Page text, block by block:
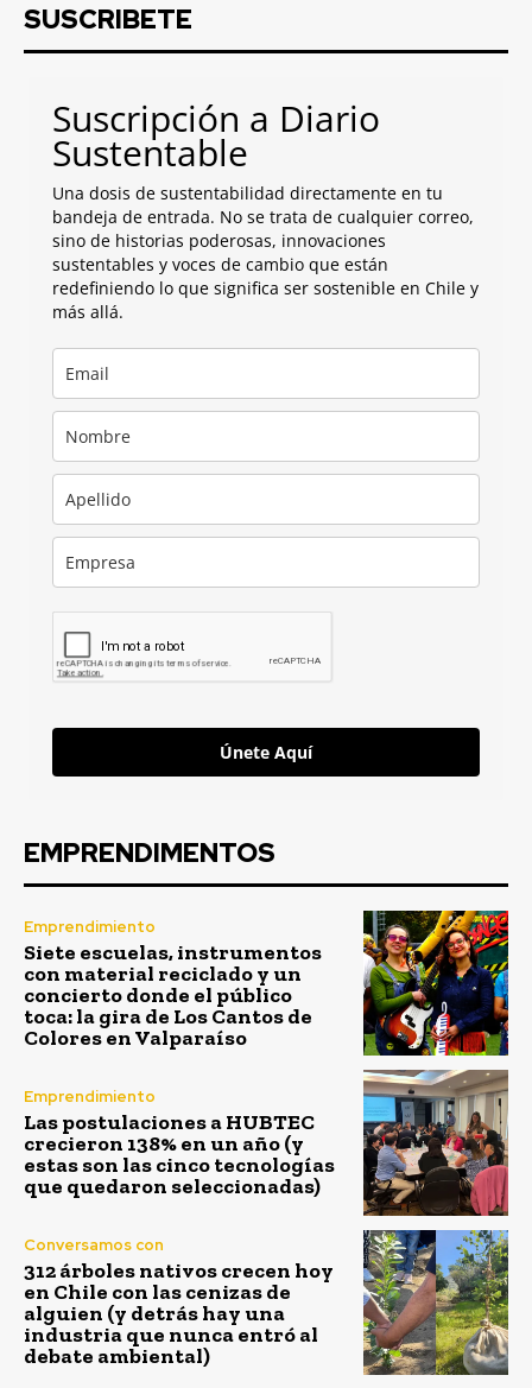
SUSCRIBETE
Suscripción a Diario
Sustentable
Una dosis de sustentabilidad directamente en tu
bandeja de entrada. No se trata de cualquier correo,
sino de historias poderosas, innovaciones
sustentables y voces de cambio que están
redefiniendo lo que significa ser sostenible en Chile y
más allá.
Únete Aquí
EMPRENDIMENTOS
Emprendimiento
Siete escuelas, instrumentos
con material reciclado y un
concierto donde el público
toca: la gira de Los Cantos de
Colores en Valparaíso
Emprendimiento
Las postulaciones a HUBTEC
crecieron 138% en un año (y
estas son las cinco tecnologías
que quedaron seleccionadas)
Conversamos con
312 árboles nativos crecen hoy
en Chile con las cenizas de
alguien (y detrás hay una
industria que nunca entró al
debate ambiental)